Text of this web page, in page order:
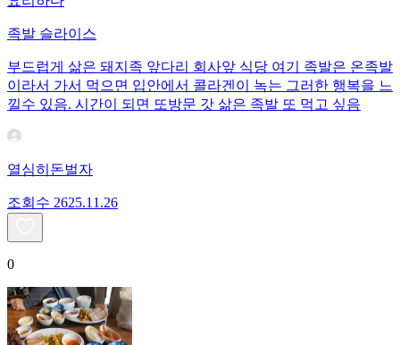
족발 슬라이스
부드럽게 삶은 돼지족 앞다리 회사앞 식당 여기 족발은 온족발
이라서 가서 먹으면 입안에서 콜라겐이 녹는 그러한 행복을 느
낄수 있음. 시간이 되면 또방문 갓 삶은 족발 또 먹고 싶음
열심히돈벌자
조회수 2625.11.26
0